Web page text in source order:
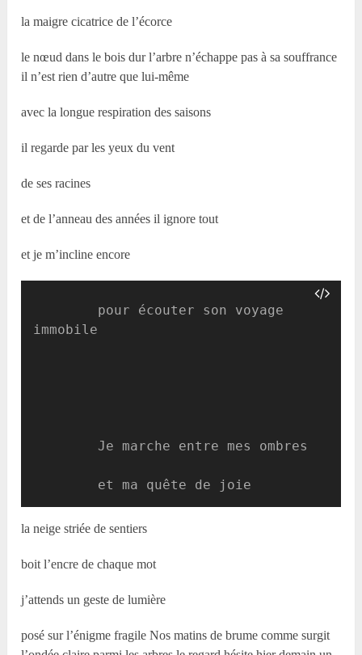
la maigre cicatrice de l’écorce
le nœud dans le bois dur l’arbre n’échappe pas à sa souffrance
il n’est rien d’autre que lui-même
avec la longue respiration des saisons
il regarde par les yeux du vent
de ses racines
et de l’anneau des années il ignore tout
et je m’incline encore
immobile
        et ma quête de joie
la neige striée de sentiers
boit l’encre de chaque mot
j’attends un geste de lumière
posé sur l’énigme fragile Nos matins de brume comme surgit